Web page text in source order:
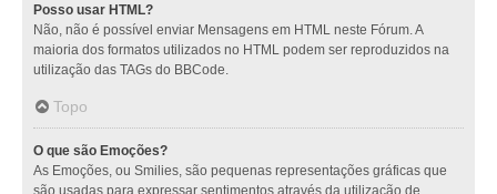
Posso usar HTML?
Não, não é possível enviar Mensagens em HTML neste Fórum. A
maioria dos formatos utilizados no HTML podem ser reproduzidos na
utilização das TAGs do BBCode.
Topo
O que são Emoções?
As Emoções, ou Smilies, são pequenas representações gráficas que
são usadas para expressar sentimentos através da utilização de